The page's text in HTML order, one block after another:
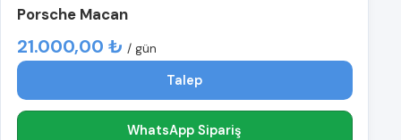
Porsche Macan
21.000,00 ₺ / gün
Talep
WhatsApp Sipariş